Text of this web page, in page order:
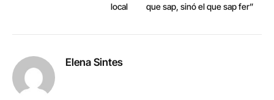
local
que sap, sinó el que sap fer”
Elena Sintes